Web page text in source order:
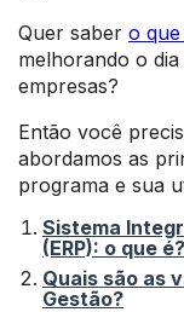
Quer saber o que
melhorando o dia
empresas?
Então você
abordamos as
programa e sua
Sistema
(ERP): o que é?
Quais são as
Gestão?